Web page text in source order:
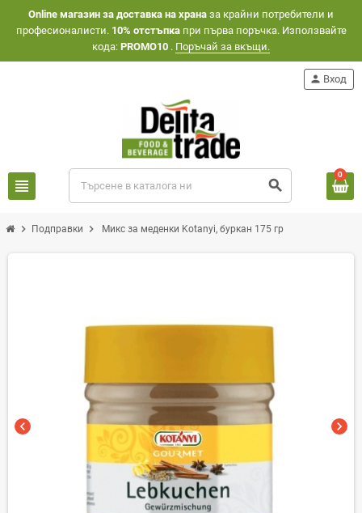
Оnline магазин за доставка на храна за крайни потребители и
професионалисти. 10% отстъпкапри първа поръчка. Използвайте
кода: PROMO10 . Поръчай за вкъщи.
view_headline search
person Вход
0
chevron_right Подправки chevron_right Микс за меденки Kotanyi, буркан 175 гр
chevron_left chevron_right